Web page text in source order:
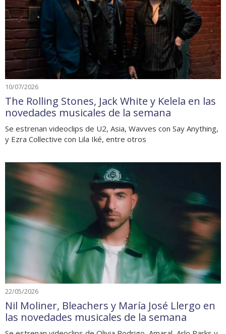
10/07/2026
The Rolling Stones, Jack White y Kelela en las
novedades musicales de la semana
Se estrenan videoclips de U2, Asia, Wavves con Say Anything,
y Ezra Collective con Lila Iké, entre otros
22/05/2026
Nil Moliner, Bleachers y María José Llergo en
las novedades musicales de la semana